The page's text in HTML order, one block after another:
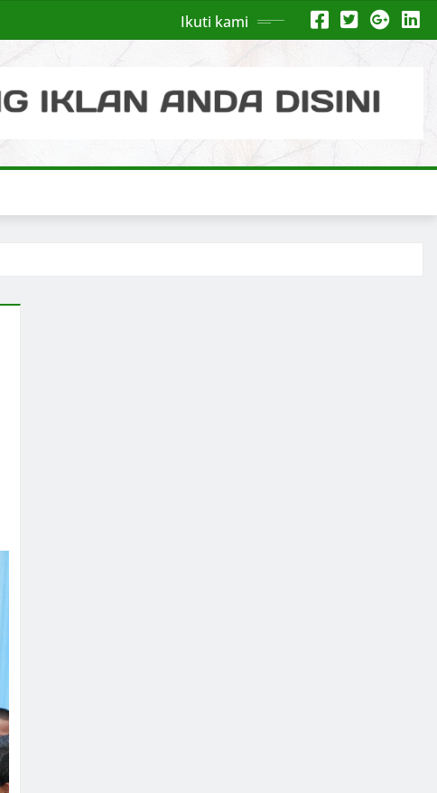
Ikuti kami